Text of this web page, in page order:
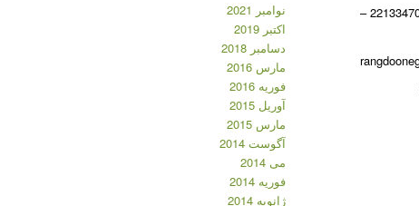
شماره تماس: 09383984116 – 22133470 –
نوامبر 2021
اکتبر 2019
دسامبر 2018
مارس 2016
فوریه 2016
آوریل 2015
مارس 2015
آگوست 2014
می 2014
فوریه 2014
ژانویه 2014